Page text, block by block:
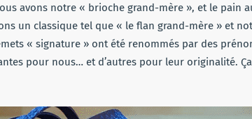
avons notre « brioche grand-mère », et le pain
un classique tel que « le flan grand-mère » et
« signature » ont été renommés par des
pour nous… et d’autres pour leur originalité.